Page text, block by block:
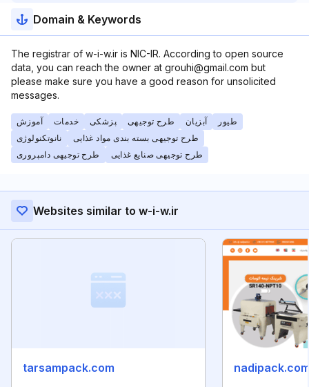
Domain & Keywords
The registrar of w-i-w.ir is NIC-IR. According to open source
data, you can reach the owner at grouhi@gmail.com but
please make sure you have a good reason for unsolicited
messages.
آموزش خدمات پزشکی طرح توجیهی آبزیان
طیور
نانوتکنولوژی
طرح توجیهی بسته بندی مواد غذایی
طرح توجیهی دامپروری
طرح توجیهی صنایع غذایی
Websites similar to w-i-w.ir
tarsampack.com